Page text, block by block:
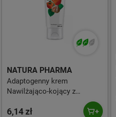
NATURA PHARMA
Adaptogenny krem
Nawilżająco-kojący z
ashwagandha, masłem shea
100 ml
6,14 zł